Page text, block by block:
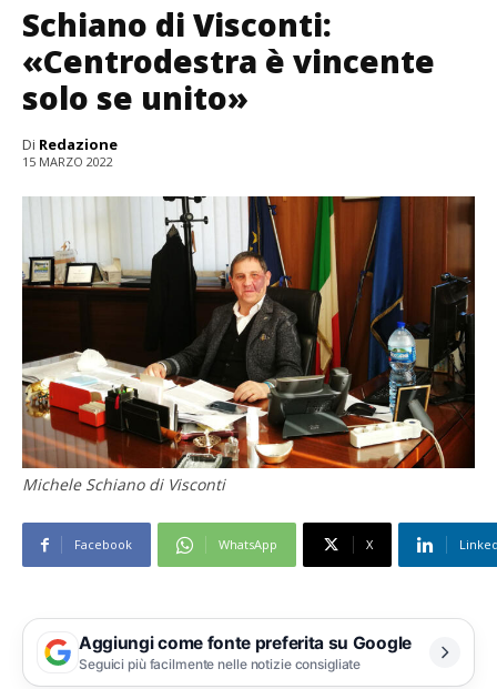
Schiano di Visconti:
«Centrodestra è vincente
solo se unito»
Di Redazione
15 MARZO 2022
Michele Schiano di Visconti
Facebook WhatsApp X
Aggiungi come fonte preferita su Google
Seguici più facilmente nelle notizie consigliate